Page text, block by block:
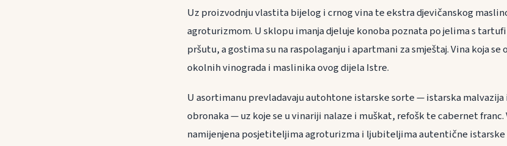
Uz proizvodnju vlastita bijelog i crnog vina te ekstra djevičanskog
agroturizmom. U sklopu imanja djeluje konoba poznata po jelima s
pršutu, a gostima su na raspolaganju i apartmani za smještaj. Vina koja
okolnih vinograda i maslinika ovog dijela Istre.
U asortimanu prevladavaju autohtone istarske sorte — istarska
obronaka — uz koje se u vinariji nalaze i muškat, refošk te cabernet franc.
namijenjena posjetiteljima agroturizma i ljubiteljima autentične istarske